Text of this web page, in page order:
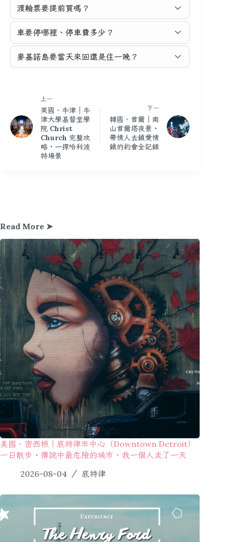
渡輪票要提前買嗎？
車要停哪裡、停車費多少？
麥基諾島要當天來回還是住一晚？
上一
英國、牛津｜牛
津大學基督堂學
院 Christ
Church 完整攻
略・一探哈利波
特場景
下一
韓國、首爾｜南
山首爾塔夜景・
帶情人去鎖愛情
鎖的約會全記錄
Read More ➤
美國、密西根｜底特律市中心（Downtown Detroit）
一日散步・傳說中最危險的城市，我一個人走了一天
2026-08-04
底特律